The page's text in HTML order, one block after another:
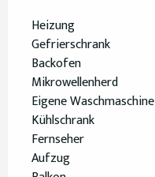
Heizung
Gefrierschrank
Backofen
Mikrowellenherd
Eigene Waschmaschine
Kühlschrank
Fernseher
Aufzug